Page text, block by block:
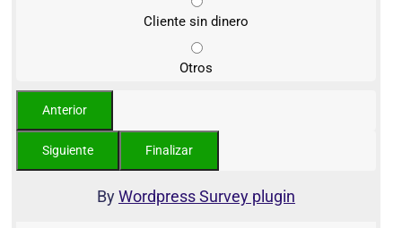
Cliente sin dinero
Otros
ByWordpress Survey plugin